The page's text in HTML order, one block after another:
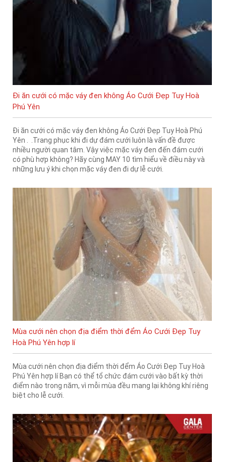
Đi ăn cưới có mặc váy đen không Áo Cưới Đẹp Tuy Hoà
Phú Yên
Đi ăn cưới có mặc váy đen không Áo Cưới Đẹp Tuy Hoà Phú
Yên . .Trang phục khi đi dự đám cưới luôn là vấn đề được
nhiều người quan tâm. Vậy việc mặc váy đen đến đám cưới
có phù hợp không? Hãy cùng MAY 10 tìm hiểu về điều này và
những lưu ý khi chọn mặc váy đen đi dự lễ cưới.
Mùa cưới nên chọn địa điểm thời đểm Áo Cưới Đẹp Tuy
Hoà Phú Yên hợp lí
Mùa cưới nên chọn địa điểm thời đểm Áo Cưới Đẹp Tuy Hoà
Phú Yên hợp lí Bạn có thể tổ chức đám cưới vào bất kỳ thời
điểm nào trong năm, vì mỗi mùa đều mang lại không khí riêng
biệt cho lễ cưới.